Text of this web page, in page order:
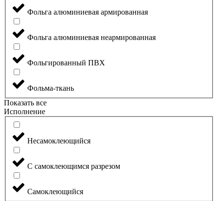
Фольга алюминиевая армированная
Фольга алюминиевая неармированная
Фольгированный ПВХ
Фольма-ткань
Показать все
Исполнение
Несамоклеющийся
С самоклеющимся разрезом
Самоклеющийся